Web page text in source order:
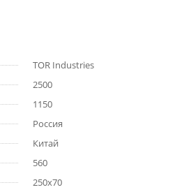
TOR Industries
2500
1150
Россия
Китай
560
250х70